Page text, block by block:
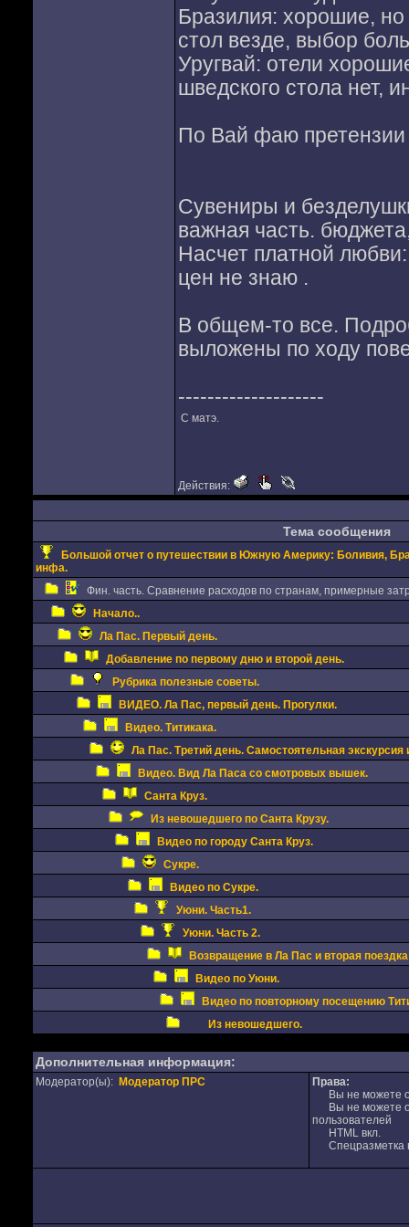
Бразилия: хорошие,
стол везде, выбор
Уругвай: отели
шведского стола нет,
По Вай фаю претензии
Сувениры и
важная часть.
Насчет платной
цен не знаю .
В общем-то все.
выложены по ходу
--------------------
С матэ.
Действия:
Тема сообщения
Большой отчет о путешествии в Южную Америку: Боливия,
инфа.
Фин. часть. Сравнение расходов по странам, примерные
Начало..
Ла Пас. Первый день.
Добавление по первому дню и второй день.
Рубрика полезные советы.
ВИДЕО. Ла Пас, первый день. Прогулки.
Видео. Титикака.
Ла Пас. Третий день. Самостоятельная экскурсия
Видео. Вид Ла Паса со смотровых вышек.
Санта Круз.
Из невошедшего по Санта Крузу.
Видео по городу Санта Круз.
Сукре.
Видео по Сукре.
Уюни. Часть1.
Уюни. Часть 2.
Возвращение в Ла Пас и вторая
Видео по Уюни.
Видео по повторному посещению
Из невошедшего.
Дополнительная информация:
Модератор(ы): Модератор ПРС
Права:
Вы не можете
Вы не можете
пользователей
HTML вкл.
Спецразметка